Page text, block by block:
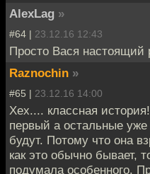
AlexLag »
#64 | 23.12.16 12:43
Просто Вася настоящий
Raznochin »
#65 | 23.12.16 14:00
Хех.... классная
первый а остальные
будут. Потому что она
как это обычно бывает,
подумала особенного.